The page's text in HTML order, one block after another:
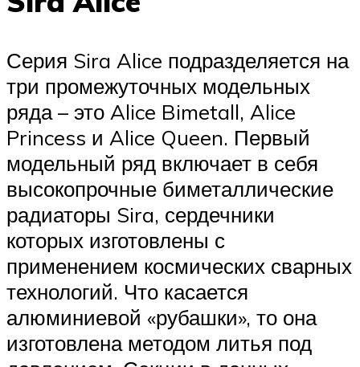
Серия Sira Alice подразделяется на
три промежуточных модельных
ряда – это Alice Bimetall, Alice
Princess и Alice Queen. Первый
модельный ряд включает в себя
высокопрочные биметаллические
радиаторы Sira, сердечники
которых изготовлены с
применением космических сварных
технологий. Что касается
алюминиевой «рубашки», то она
изготовлена методом литья под